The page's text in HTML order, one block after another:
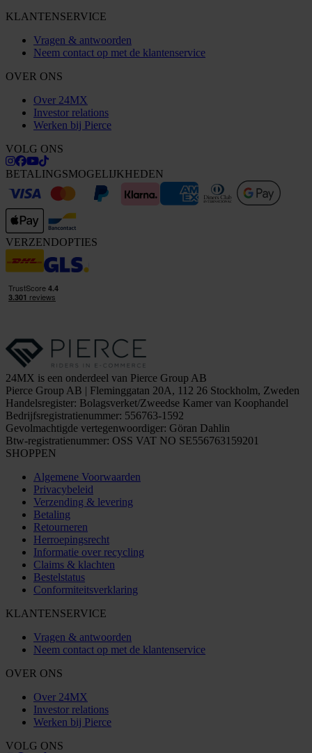
KLANTENSERVICE
Vragen & antwoorden
Neem contact op met de klantenservice
OVER ONS
Over 24MX
Investor relations
Werken bij Pierce
VOLG ONS
BETALINGSMOGELIJKHEDEN
VERZENDOPTIES
24MX is een onderdeel van Pierce Group AB
Pierce Group AB | Fleminggatan 20A, 112 26 Stockholm, Zweden
Handelsregister: Bolagsverket/Zweedse Kamer van Koophandel
Bedrijfsregistratienummer: 556763-1592
Gevolmachtigde vertegenwoordiger: Göran Dahlin
Btw-registratienummer: OSS VAT NO SE556763159201
SHOPPEN
Algemene Voorwaarden
Privacybeleid
Verzending & levering
Betaling
Retourneren
Herroepingsrecht
Informatie over recycling
Claims & klachten
Bestelstatus
Conformiteitsverklaring
KLANTENSERVICE
Vragen & antwoorden
Neem contact op met de klantenservice
OVER ONS
Over 24MX
Investor relations
Werken bij Pierce
VOLG ONS